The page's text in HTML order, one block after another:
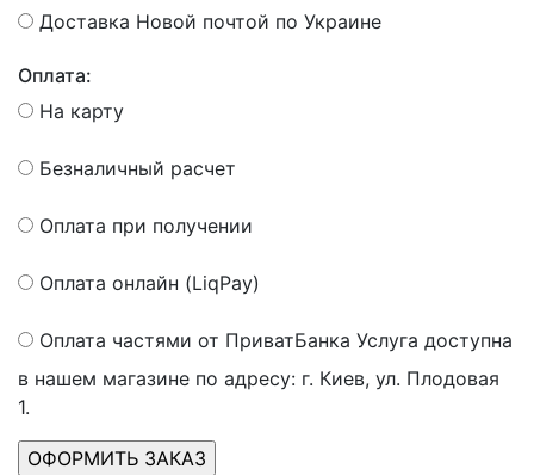
Доставка Новой почтой по Украине
Оплата:
На карту
Безналичный расчет
Оплата при получении
Оплата онлайн (LiqPay)
Оплата частями от ПриватБанка Услуга доступна
в нашем магазине по адресу: г. Киев, ул. Плодовая
1.